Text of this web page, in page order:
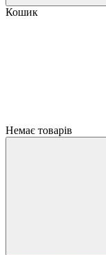
Кошик
Немає товарів